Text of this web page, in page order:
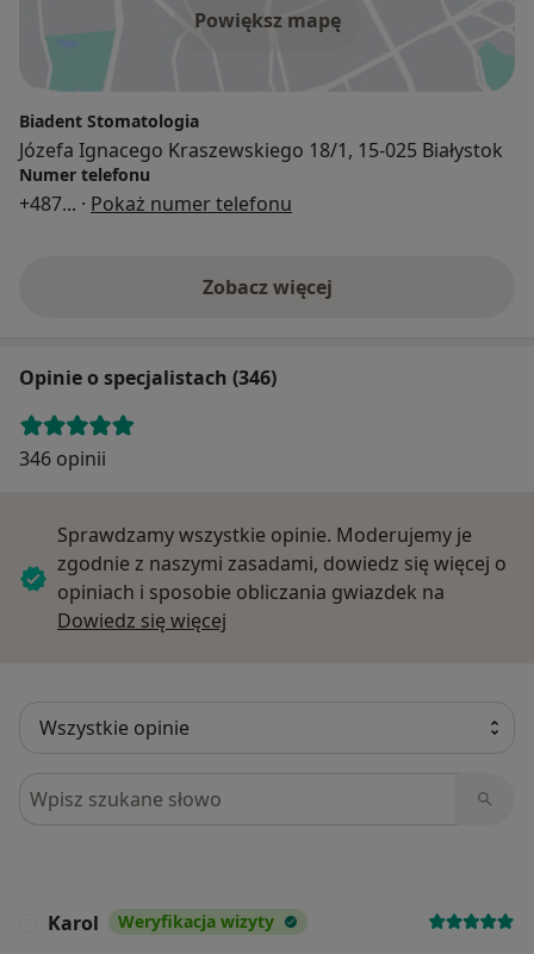
Powiększ mapę
Biadent Stomatologia
Józefa Ignacego Kraszewskiego 18/1, 15-025 Białystok
Numer telefonu
+487... · Pokaż numer telefonu
Zobacz więcej
Opinie o specjalistach (346)
346 opinii
Sprawdzamy wszystkie opinie. Moderujemy je
zgodnie z naszymi zasadami, dowiedz się więcej o
opiniach i sposobie obliczania gwiazdek na
Dowiedz się więcej
Szukaj w opiniach
Karol Weryfikacja wizyty